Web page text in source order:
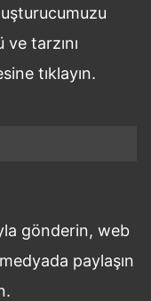
tarzını
tıklayın.
gönderin, web
paylaşın